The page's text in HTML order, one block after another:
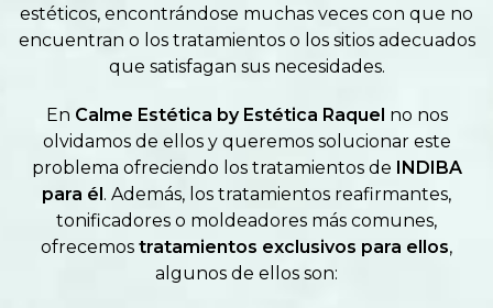
estéticos, encontrándose muchas veces con que no
encuentran o los tratamientos o los sitios adecuados
que satisfagan sus necesidades.
En Calme Estética by Estética Raquel no nos
olvidamos de ellos y queremos solucionar este
problema ofreciendo los tratamientos de
INDIBA
para él . Además, los tratamientos reafirmantes,
tonificadores o moldeadores más comunes,
ofrecemos tratamientos exclusivos para ellos,
algunos de ellos son: